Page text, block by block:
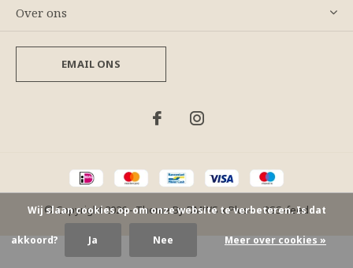
Over ons
EMAIL ONS
© Copyright2026- Theme ByDMWS xPlus+-RSS-feed
Wij slaan cookies op om onze website te verbeteren. Is dat
akkoord? Ja Nee Meer over cookies »